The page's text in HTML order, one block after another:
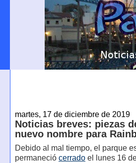
martes, 17 de diciembre de 2019
Noticias breves: piezas
nuevo nombre para
Debido al mal tiempo, el parque
permaneció cerradoel lunes 16